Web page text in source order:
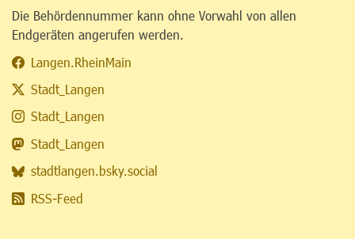
Die Behördennummer kann ohne Vorwahl von allen
Endgeräten angerufen werden.
Langen.RheinMain
Stadt_Langen
Stadt_Langen
Stadt_Langen
stadtlangen.bsky.social
RSS-Feed